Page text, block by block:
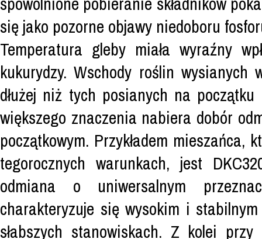
się jako pozorne objawy niedoboru
Temperatura gleby miała wyraźny
kukurydzy. Wschody roślin wysianych
dłużej niż tych posianych na
większego znaczenia nabiera dobór
początkowym. Przykładem mieszańca,
tegorocznych warunkach, jest
odmiana o uniwersalnym
charakteryzuje się wysokim i
słabszych stanowiskach. Z kolei